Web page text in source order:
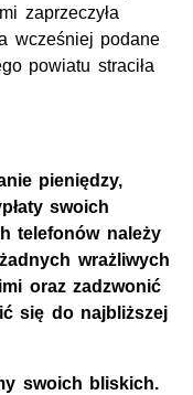
zaprzeczyła
wcześniej podane
powiatu straciła
pieniędzy,
swoich
telefonów należy
wrażliwych
oraz zadzwonić
się do najbliższej
swoich bliskich.